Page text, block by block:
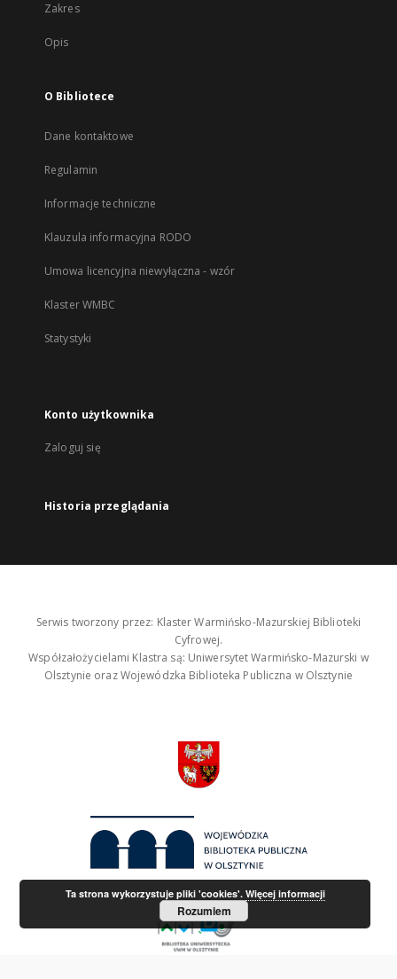
Zakres
Opis
O Bibliotece
Dane kontaktowe
Regulamin
Informacje techniczne
Klauzula informacyjna RODO
Umowa licencyjna niewyłączna - wzór
Klaster WMBC
Statystyki
Konto użytkownika
Zaloguj się
Historia przeglądania
Serwis tworzony przez: Klaster Warmińsko-Mazurskiej Biblioteki
Cyfrowej.
Współzałożycielami Klastra są: Uniwersytet Warmińsko-Mazurski w
Olsztynie oraz Wojewódzka Biblioteka Publiczna w Olsztynie
Ta strona wykorzystuje pliki 'cookies'. Więcej informacji
Rozumiem